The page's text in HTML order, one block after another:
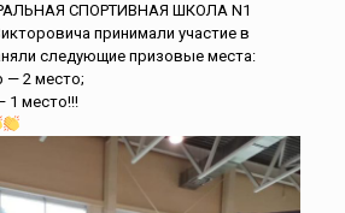
СПОРТИВНАЯ ШКОЛА N1
принимали участие в
следующие призовые места:
— 2 место;
1 место!!!